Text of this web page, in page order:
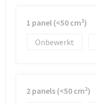
Waterbestendige tassen
Golftassen
1 panel (<50 cm²)
Onbewerkt
2 panels (<50 cm²)